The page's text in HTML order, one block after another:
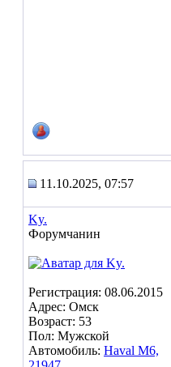
11.10.2025, 07:57
Ky.
Форумчанин
Регистрация: 08.06.2015
Адрес: Омск
Возраст: 53
Пол: Мужской
Автомобиль: Haval M6,